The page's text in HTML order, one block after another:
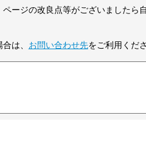
ページの改良点等がございましたら
は、 お問い合わせ先をご利用くださ